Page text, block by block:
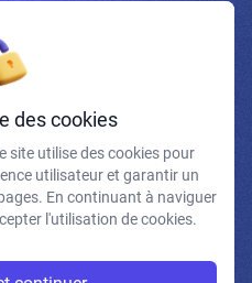
la newsletter
confirme avoir pris connaissance de
et mentions légales.
des cookies
site utilise des cookies pour
utilisateur et garantir un
En continuant à naviguer
l'utilisation de cookies.